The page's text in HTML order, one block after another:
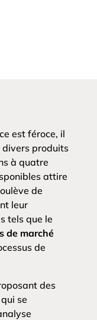
est féroce, il
divers produits
à quatre
attire
de
leur
tels que le
de marché
de
des
se